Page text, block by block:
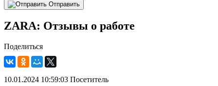
Отправить
ZARA: Отзывы о работе
Поделиться
10.01.2024 10:59:03 Посетитель